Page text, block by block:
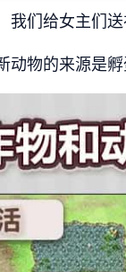
我们给女主们
动物的来源是